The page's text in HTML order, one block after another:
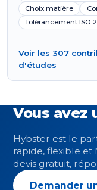
Choix matière
Tolérancement ISO
Voir les 307
d'études
Vous avez
Hybster est le
rapide, flexible et
devis gratuit,
Demander